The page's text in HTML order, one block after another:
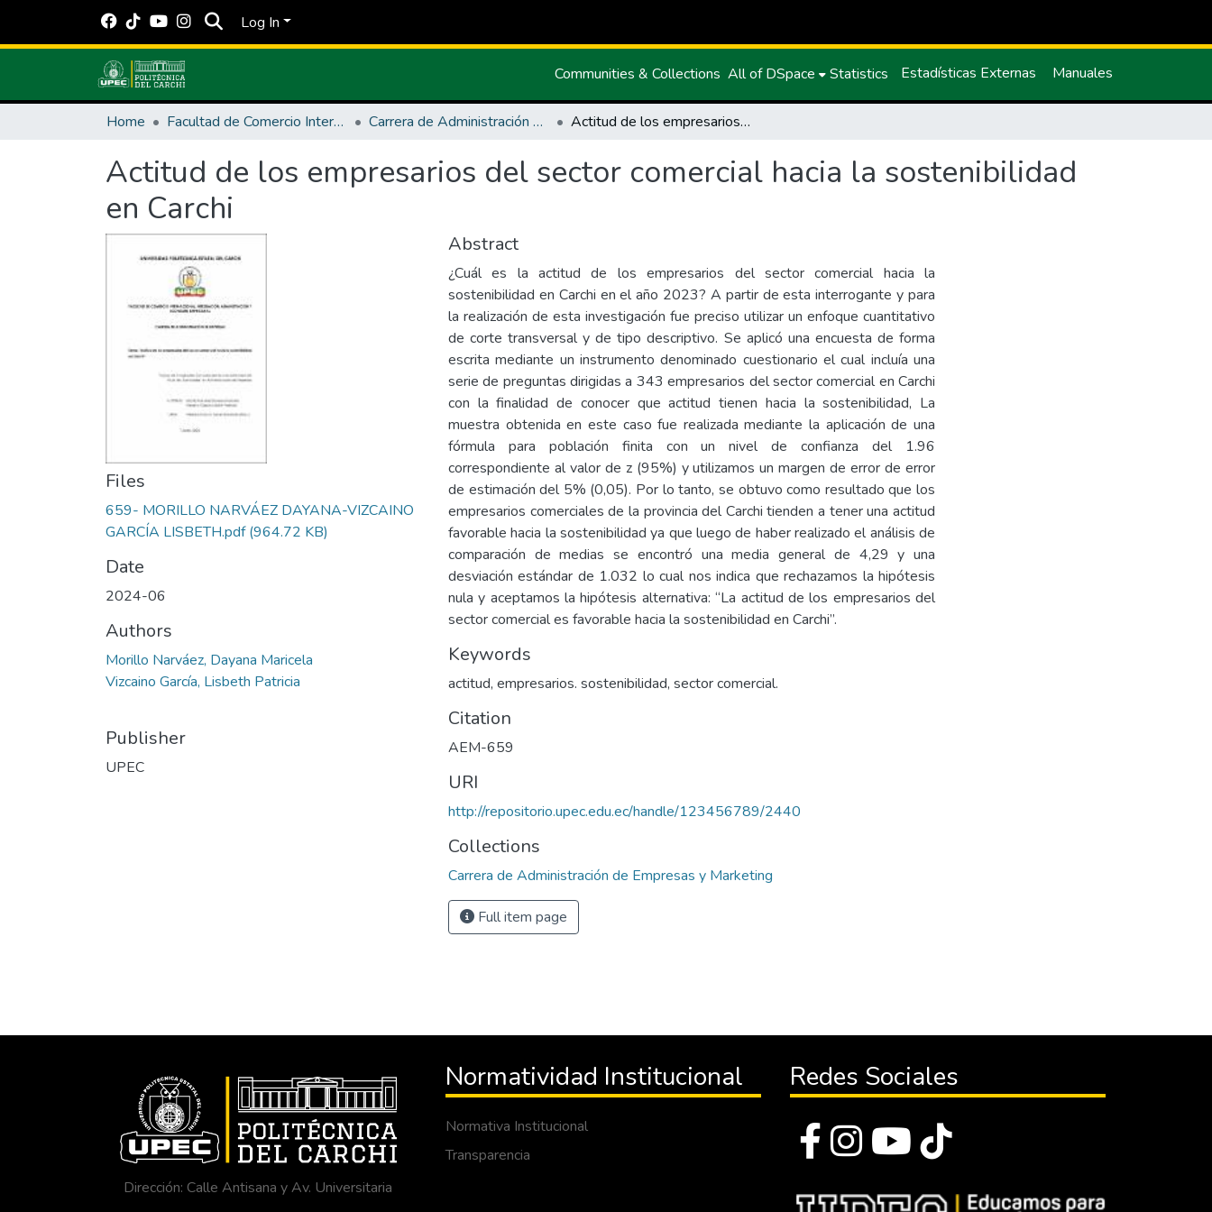
Log In
Communities & Collections All of DSpace Statistics Estadísticas Externas Manuales
Home Facultad de Comercio Internacional, Integración, Administración y Economía Empresarial Carrera de Administración de Empresas y Marketing Actitud de los empresarios del sector comercial hacia la sostenibilidad en Carchi
Actitud de los empresarios del sector comercial hacia la sostenibilidad
en Carchi
Files
659- MORILLO NARVÁEZ DAYANA-VIZCAINO
GARCÍA LISBETH.pdf(964.72 KB)
Date
2024-06
Authors
Morillo Narváez, Dayana Maricela
Vizcaino García, Lisbeth Patricia
Publisher
UPEC
Abstract
¿Cuál es la actitud de los empresarios del sector comercial hacia la
sostenibilidad en Carchi en el año 2023? A partir de esta interrogante y para
la realización de esta investigación fue preciso utilizar un enfoque cuantitativo
de corte transversal y de tipo descriptivo. Se aplicó una encuesta de forma
escrita mediante un instrumento denominado cuestionario el cual incluía una
serie de preguntas dirigidas a 343 empresarios del sector comercial en Carchi
con la finalidad de conocer que actitud tienen hacia la sostenibilidad, La
muestra obtenida en este caso fue realizada mediante la aplicación de una
fórmula para población finita con un nivel de confianza del 1.96
correspondiente al valor de z (95%) y utilizamos un margen de error de error
de estimación del 5% (0,05). Por lo tanto, se obtuvo como resultado que los
empresarios comerciales de la provincia del Carchi tienden a tener una actitud
favorable hacia la sostenibilidad ya que luego de haber realizado el análisis de
comparación de medias se encontró una media general de 4,29 y una
desviación estándar de 1.032 lo cual nos indica que rechazamos la hipótesis
nula y aceptamos la hipótesis alternativa: “La actitud de los empresarios del
sector comercial es favorable hacia la sostenibilidad en Carchi”.
Keywords
actitud, empresarios. sostenibilidad, sector comercial.
Citation
AEM-659
URI
http://repositorio.upec.edu.ec/handle/123456789/2440
Collections
Carrera de Administración de Empresas y Marketing
Full item page
Dirección: Calle Antisana y Av. Universitaria
Normatividad Institucional
Normativa Institucional
Transparencia
Redes Sociales